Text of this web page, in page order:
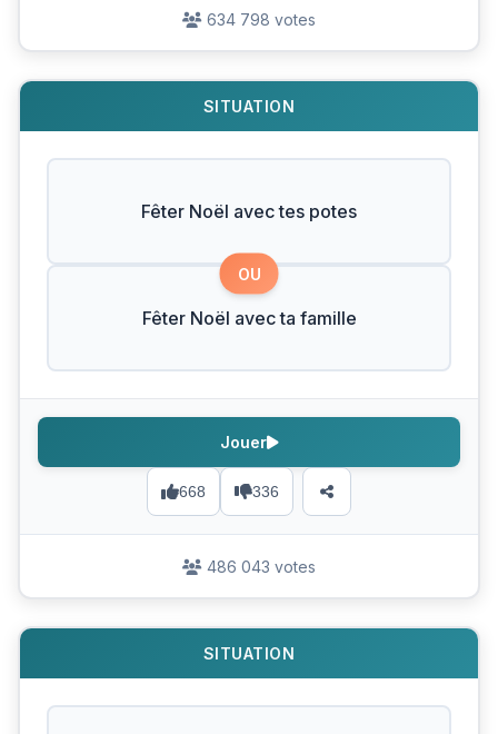
634 798 votes
SITUATION
Fêter Noël avec tes potes
OU
Fêter Noël avec ta famille
668 336
Jouer
486 043 votes
SITUATION